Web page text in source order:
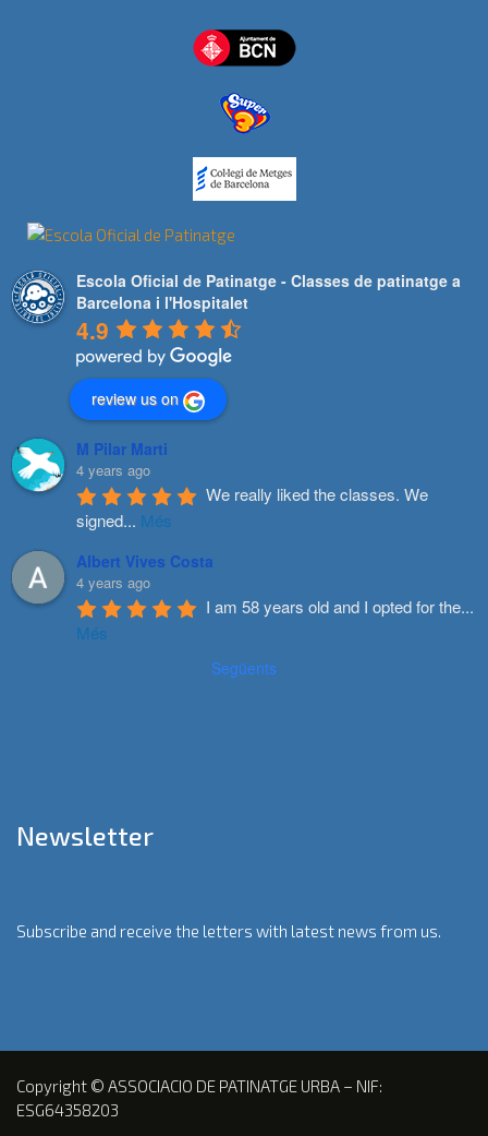
Escola Oficial de Patinatge - Classes de patinatge a
Barcelona i l'Hospitalet
4.9
review us on
M Pilar Marti
4 years ago
We really liked the classes. We
signed... Més
Albert Vives Costa
4 years ago
I am 58 years old and I opted for the...
Més
Següents
Newsletter
Subscribe and receive the letters with latest news from us.
Copyright © ASSOCIACIO DE PATINATGE URBA – NIF:
ESG64358203